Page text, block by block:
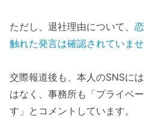
ただし、退社理由について、
触れた発言は確認されていま
交際報道後も、本人のSNSに
はなく、事務所も「プライベ
す」とコメントしています。